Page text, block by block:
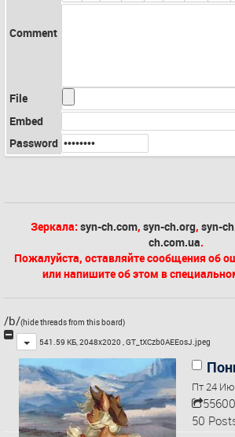
Comment
File
Embed
Password
Зеркала: syn-ch.com, syn-ch.org, syn-
ch.com.ua.
Пожалуйста, оставляйте сообщения об
или напишите об этом в
/b/(hide threads from this board)
Toggle
541.59 КБ, 2048x2020 ,GT_tXCzb0AEEosJ.jpeg
Пт 24
50